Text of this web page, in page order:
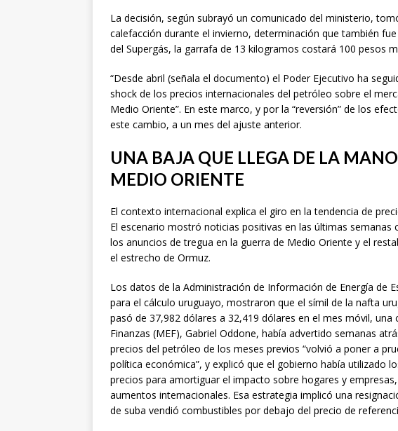
La decisión, según subrayó un comunicado del ministerio,
calefacción durante el invierno, determinación que también
del Supergás, la garrafa de 13 kilogramos costará 100 pesos
“Desde abril (señala el documento) el Poder Ejecutivo ha
shock de los precios internacionales del petróleo sobre el
Medio Oriente”. En este marco, y por la “reversión” de los
este cambio, a un mes del ajuste anterior.
UNA BAJA QUE LLEGA DE LA
MEDIO ORIENTE
El contexto internacional explica el giro en la tendencia de
El escenario mostró noticias positivas en las últimas
los anuncios de tregua en la guerra de Medio Oriente y el
el estrecho de Ormuz.
Los datos de la Administración de Información de Energía de
para el cálculo uruguayo, mostraron que el símil de la nafta
pasó de 37,982 dólares a 32,419 dólares en el mes móvil, una
Finanzas (MEF), Gabriel Oddone, había advertido semanas
precios del petróleo de los meses previos “volvió a poner a
política económica”, y explicó que el gobierno había utilizado
precios para amortiguar el impacto sobre hogares y
aumentos internacionales. Esa estrategia implicó una
de suba vendió combustibles por debajo del precio de